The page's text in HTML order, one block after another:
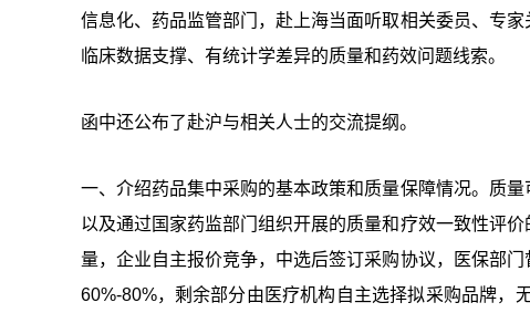
信息化、药品监管部门，赴上海当面听取相关委员、专
临床数据支撑、有统计学差异的质量和药效问题线索。
函中还公布了赴沪与相关人士的交流提纲。
一、介绍药品集中采购的基本政策和质量保障情况。质
以及通过国家药监部门组织开展的质量和疗效一致性评
量，企业自主报价竞争，中选后签订采购协议，医保部
60%-80%，剩余部分由医疗机构自主选择拟采购品牌，